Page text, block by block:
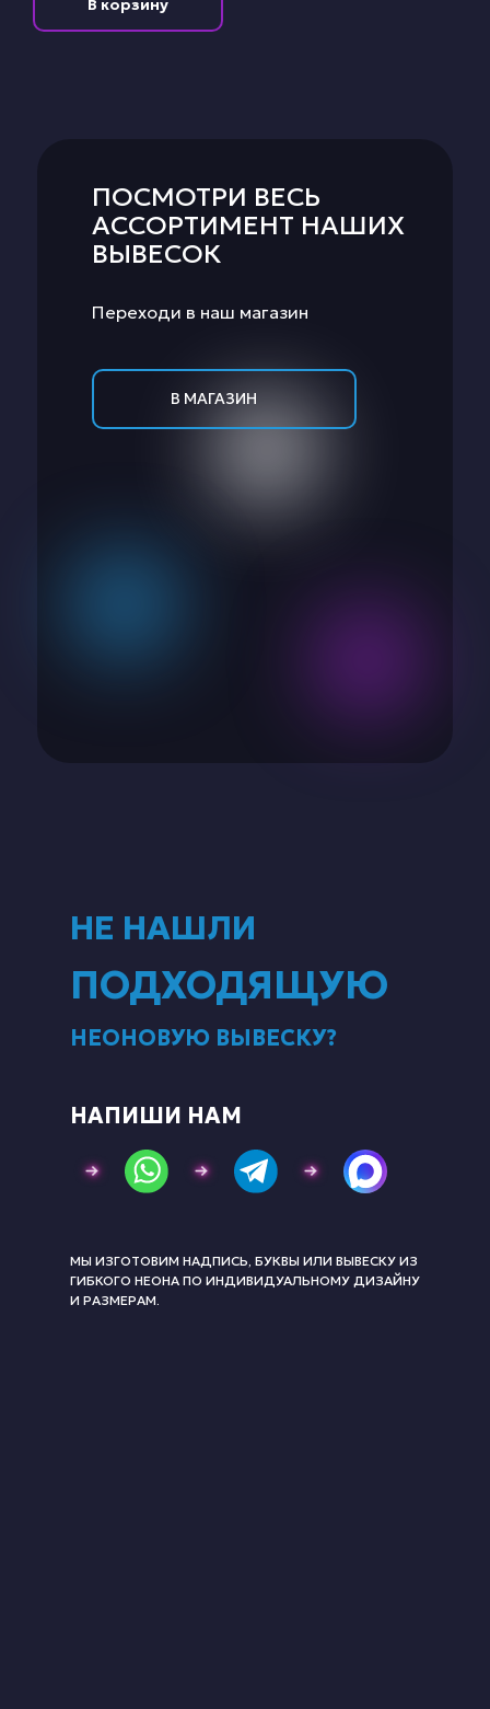
В МАГАЗИН
Переходи в наш магазин
ПОСМОТРИ ВЕСЬ
АССОРТИМЕНТ НАШИХ
ВЫВЕСОК
НЕ НАШЛИ
НАПИШИ НАМ
НЕОНОВУЮ ВЫВЕСКУ?
ПОДХОДЯЩУЮ
МЫ ИЗГОТОВИМ НАДПИСЬ, БУКВЫ ИЛИ ВЫВЕСКУ ИЗ
ГИБКОГО НЕОНА ПО ИНДИВИДУАЛЬНОМУ ДИЗАЙНУ
И РАЗМЕРАМ.